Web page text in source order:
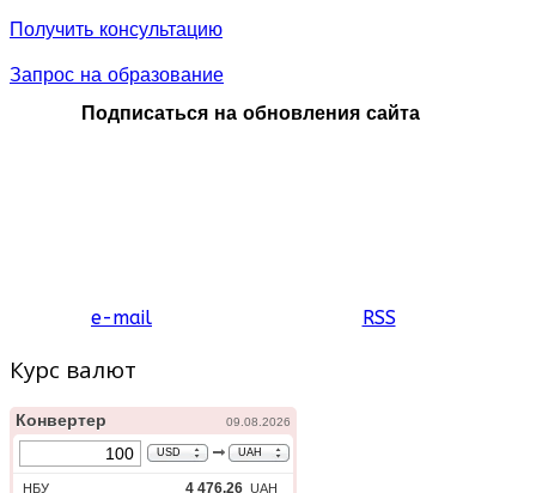
Получить консультацию
Запрос на образование
Подписаться на обновления сайта
e-mail RSS
Курс валют